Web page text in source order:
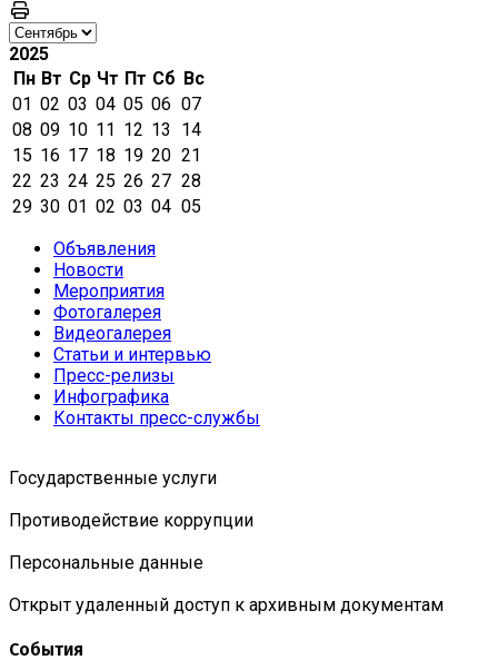
2025
Пн Вт Ср Чт Пт Сб Вс
01 02 03 04 05 06 07
08 09 10 11 12 13
14
15 16 17 18 19 20 21
22 23 24 25 26 27 28
29 30 01 02 03 04 05
Объявления
Новости
Мероприятия
Фотогалерея
Видеогалерея
Статьи и интервью
Пресс-релизы
Инфографика
Контакты пресс-службы
Государственные услуги
Противодействие коррупции
Персональные данные
Открыт удаленный доступ к архивным документам
События